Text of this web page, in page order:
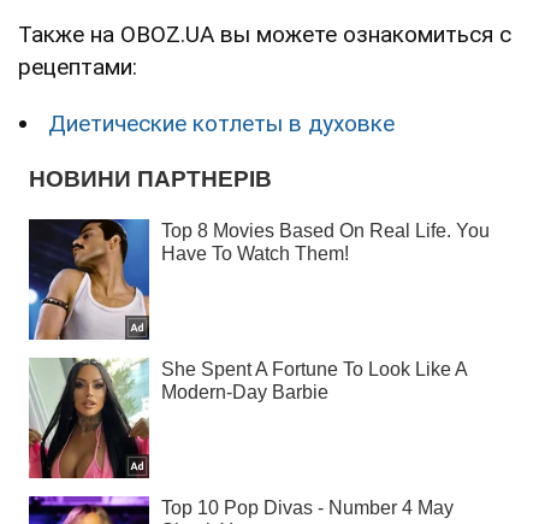
Также на OBOZ.UA вы можете ознакомиться с
рецептами:
Диетические котлеты в духовке